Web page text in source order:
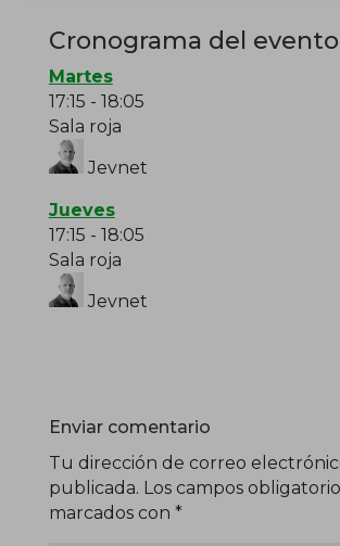
Cronograma del evento
Martes
17:15 - 18:05
Sala roja
Jevnet
Jueves
17:15 - 18:05
Sala roja
Jevnet
Enviar comentario
Tu dirección de correo
publicada. Los campos
marcados con *